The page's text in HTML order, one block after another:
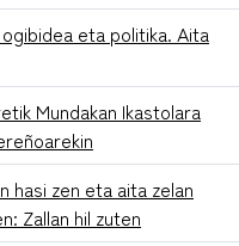
eta politika. Aita
Mundakan Ikastolara
hasi zen eta aita zelan
Zallan hil zuten